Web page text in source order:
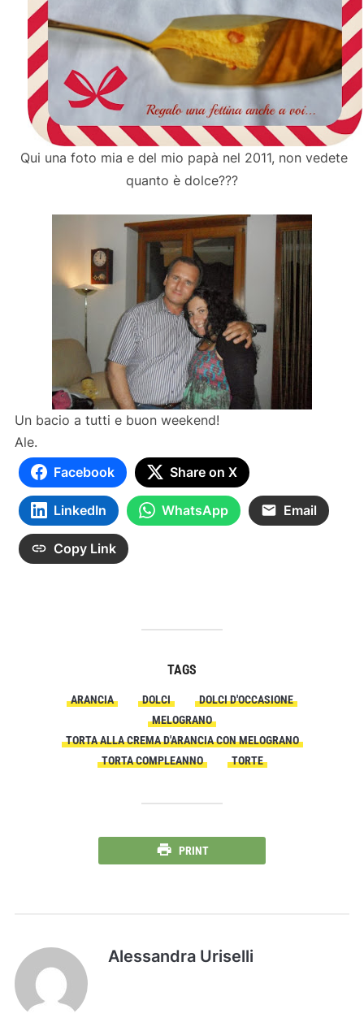
Qui una foto mia e del mio papà nel 2011, non vedete
quanto è dolce???
Un bacio a tutti e buon weekend!
Ale.
Facebook
Share on X
LinkedIn WhatsApp Email
Copy Link
TAGS
ARANCIA DOLCI
DOLCI D'OCCASIONE
MELOGRANO
TORTA ALLA CREMA D'ARANCIA CON MELOGRANO
TORTA COMPLEANNO
TORTE
PRINT
Alessandra Uriselli